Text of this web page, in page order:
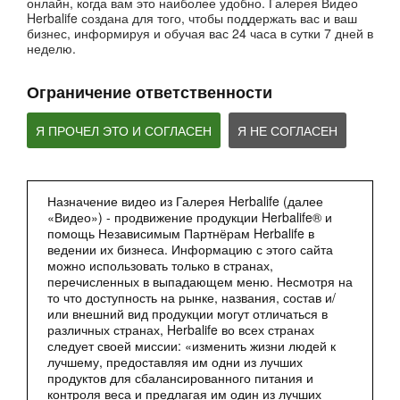
Herbalife создана для того, чтобы поддержать вас и ваш
бизнес, информируя и обучая вас 24 часа в сутки 7 дней в
неделю.
Ограничение ответственности
Я ПРОЧЕЛ ЭТО И СОГЛАСЕН Я НЕ СОГЛАСЕН
Назначение видео из Галерея Herbalife (далее
«Видео») - продвижение продукции Herbalife® и
помощь Независимым Партнёрам Herbalife в
ведении их бизнеса. Информацию с этого сайта
можно использовать только в странах,
перечисленных в выпадающем меню. Несмотря на
то что доступность на рынке, названия, состав и/
или внешний вид продукции могут отличаться в
различных странах, Herbalife во всех странах
следует своей миссии: «изменить жизни людей к
лучшему, предоставляя им одни из лучших
продуктов для сбалансированного питания и
контроля веса и предлагая им один из лучших
Вебинары от компании
Мультфильм - Формула 1 Вечерний Коктейль
Сбалансированное питание 24 часа